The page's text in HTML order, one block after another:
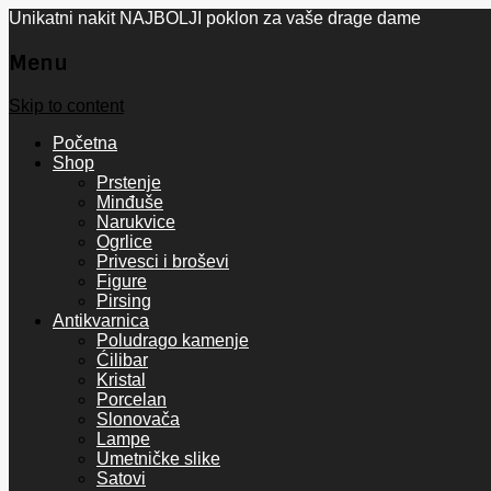
Unikatni nakit NAJBOLJI poklon za vaše drage dame
Menu
Skip to content
Početna
Shop
Prstenje
Minđuše
Narukvice
Ogrlice
Privesci i broševi
Figure
Pirsing
Antikvarnica
Poludrago kamenje
Ćilibar
Kristal
Porcelan
Slonovača
Lampe
Umetničke slike
Satovi